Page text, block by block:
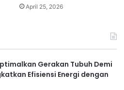
April 25, 2026
Gerakan Tubuh Demi
Efisiensi Energi dengan